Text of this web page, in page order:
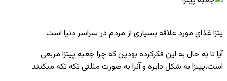
پتزا غذای مورد علاقه بسیاری از مردم در سراسر دنیا است
آیا تا به حال به این فکرکرده بودین که چرا جعبه پیتزا مربعی
است،پیتزا به شکل دایره و آنرا به صورت مثلثی تکه تکه میکنند